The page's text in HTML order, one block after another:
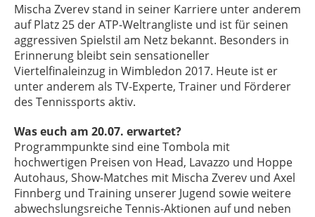
Mischa Zverev stand in seiner Karriere unter anderem
auf Platz 25 der ATP-Weltrangliste und ist für seinen
aggressiven Spielstil am Netz bekannt. Besonders in
Erinnerung bleibt sein sensationeller
Viertelfinaleinzug in Wimbledon 2017. Heute ist er
unter anderem als TV-Experte, Trainer und Förderer
des Tennissports aktiv.
Was euch am 20.07. erwartet?
Programmpunkte sind eine Tombola mit
hochwertigen Preisen von Head, Lavazzo und Hoppe
Autohaus, Show-Matches mit Mischa Zverev und Axel
Finnberg und Training unserer Jugend sowie weitere
abwechslungsreiche Tennis-Aktionen auf und neben